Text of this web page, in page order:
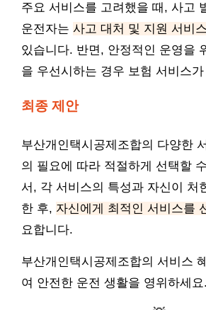
주요 서비스를 고려했을 때, 사고
운전자는 사고 대처 및 지원 서비스
있습니다. 반면, 안정적인 운영을
을 우선시하는 경우 보험 서비스
최종 제안
부산개인택시공제조합의 다양한
의 필요에 따라 적절하게 선택할
서, 각 서비스의 특성과 자신이 처
한 후, 자신에게 최적인 서비스를
요합니다.
부산개인택시공제조합의 서비스
여 안전한 운전 생활을 영위하세요.